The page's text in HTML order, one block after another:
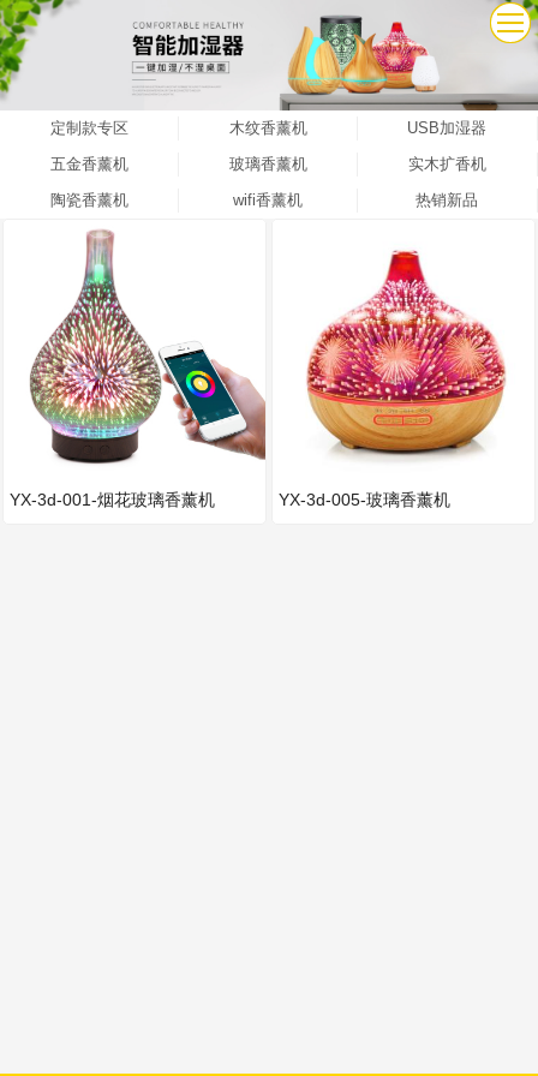
定制款专区 木纹香薰机
USB加湿器
五金香薰机
玻璃香薰机
实木扩香机
陶瓷香薰机
wifi香薰机 热销新品
YX-3d-001-烟花玻璃香薰机 YX-3d-005-玻璃香薰机